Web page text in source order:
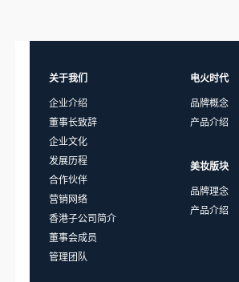
关于我们
企业介绍
董事长致辞
企业文化
发展历程
合作伙伴
营销网络
香港子公司简介
董事会成员
管理团队
电火时代
品牌概念
产品介绍
美妆版块
品牌理念
产品介绍